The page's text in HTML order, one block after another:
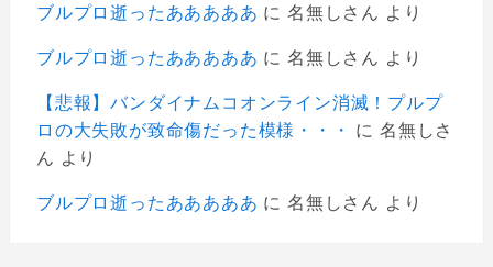
ブルプロ逝ったあああああ に 名無しさん より
ブルプロ逝ったあああああ に 名無しさん より
【悲報】バンダイナムコオンライン消滅！プルプ
ロの大失敗が致命傷だった模様・・・
に 名無しさ
ん より
ブルプロ逝ったあああああ に 名無しさん より